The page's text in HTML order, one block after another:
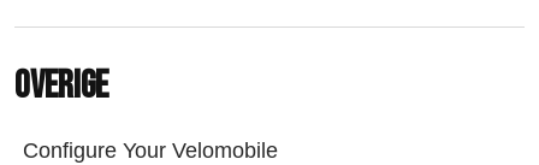
Overige
Configure Your Velomobile